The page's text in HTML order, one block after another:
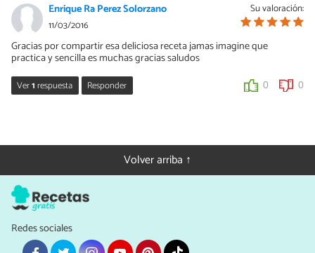
Su valoración:
Enrique Ra Perez Solorzano
11/03/2016
Gracias por compartir esa deliciosa receta jamas imagine que
practica y sencilla es muchas gracias saludos
Ver1respuesta Responder 0 0
Espero que disfrutes de esta y más recetas, un saludo.
Volver arriba ↑
Redes sociales